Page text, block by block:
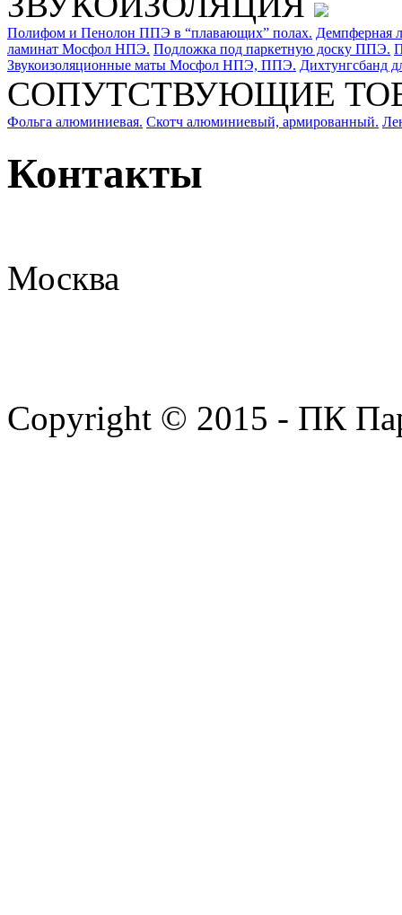
Полифом и Пенолон ППЭ в “плавающих” полах. Демпферная
ламинат Мосфол НПЭ. Подложка под паркетную доску ППЭ.
Звукоизоляционные маты Мосфол НПЭ, ППЭ. Дихтунгсбанд
СОПУТСТВУЮЩИЕ
Фольга алюминиевая. Скотч алюминиевый, армированный.
Контакты
Москва
Copyright © 2015 - ПК